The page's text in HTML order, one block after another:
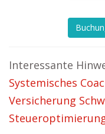
Interessante
Systemisches
Versicherung